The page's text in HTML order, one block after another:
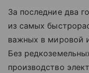
За последние два
из самых
важных в мировой
Без
производство